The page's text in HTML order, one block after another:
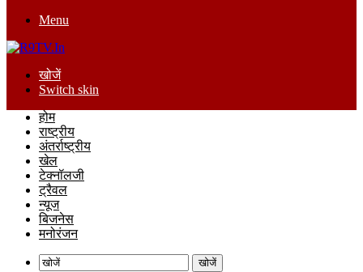
Menu
खोजें
Switch skin
होम
राष्ट्रीय
अंतर्राष्ट्रीय
खेल
टेक्नॉलजी
ट्रैवल
न्यूज
बिजनेस
मनोरंजन
खोजें